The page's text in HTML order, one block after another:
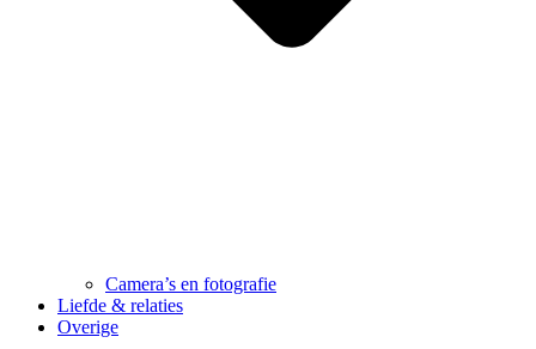
Camera’s en fotografie
Liefde & relaties
Overige